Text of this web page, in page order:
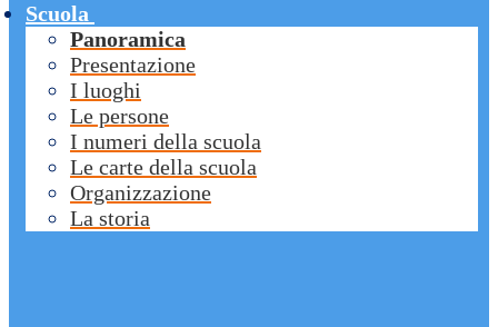
Scuola
Panoramica
Presentazione
I luoghi
Le persone
I numeri della scuola
Le carte della scuola
Organizzazione
La storia